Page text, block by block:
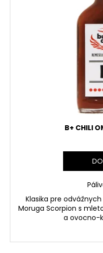
B+ CHILI
Klasika pre
Moruga Scorpion s
a ovocno-